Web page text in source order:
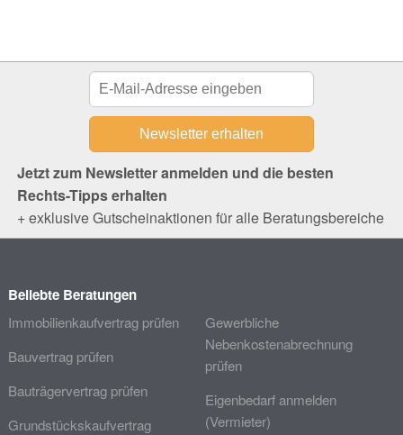
Jetzt zum Newsletter anmelden und die besten
Rechts-Tipps erhalten
+ exklusive Gutscheinaktionen für alle Beratungsbereiche
Beliebte Beratungen
Immobilienkaufvertrag prüfen
Bauvertrag prüfen
Bauträgervertrag prüfen
Grundstückskaufvertrag
Gewerbliche
Nebenkostenabrechnung
prüfen
Eigenbedarf anmelden
(Vermieter)